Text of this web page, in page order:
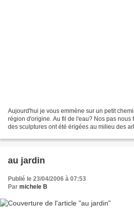
Aujourd'hui je vous emmène sur un petit
région d'origine. Au fil de l'eau? Nos pas nous
des sculptures ont été érigées au milieu des
au jardin
Publié le 23/04/2006 à 07:53
Par michele B